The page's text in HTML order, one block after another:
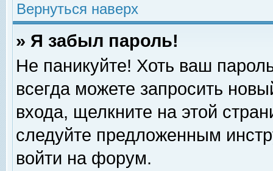
Вернуться наверх
» Я забыл пароль!
Не паникуйте! Хоть ваш
всегда можете запросить
входа, щелкните на этой
следуйте предложенным
войти на форум.